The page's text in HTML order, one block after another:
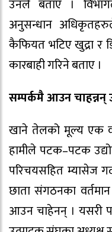
उनले बताए ।
अनुसन्धान
कैफियत भटिए खुद्रा र
कारबाही गरिने बताए ।
सम्पर्कमै आउन चाहन्नन्
खाने तेलको मूल्य एक
हामीले पटक–पटक
परिचयसहित म्यासेज
छाता संगठनका
आउन चाहेनन् । यसरी